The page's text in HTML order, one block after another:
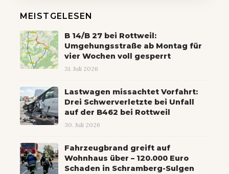
MEISTGELESEN
B 14/B 27 bei Rottweil:
Umgehungsstraße ab Montag für
vier Wochen voll gesperrt
31. Juli 2026
Lastwagen missachtet Vorfahrt:
Drei Schwerverletzte bei Unfall
auf der B462 bei Rottweil
30. Juli 2026
Fahrzeugbrand greift auf
Wohnhaus über – 120.000 Euro
Schaden in Schramberg-Sulgen